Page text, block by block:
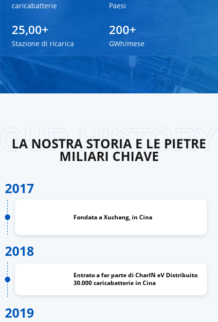
caricabatterie Paesi
25,00+
Stazione di ricarica
200+
GWh/mese
LA NOSTRA STORIA E LE PIETRE
MILIARI CHIAVE
2017
Fondata a Xuchang, in Cina
2018
Entrato a far parte di CharIN eV Distribuito
30.000 caricabatterie in Cina
2019